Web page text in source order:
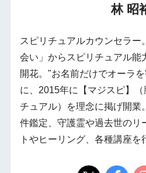
林 昭
スピリチュアルカウンセラー
会い」からスピリチュアル能
開花。"お名前だけでオーラ
に、2015年に【マジスピ】
チュアル）を理念に掲げ開業
件鑑定、守護霊や過去世のリ
トやヒーリング、各種講座を